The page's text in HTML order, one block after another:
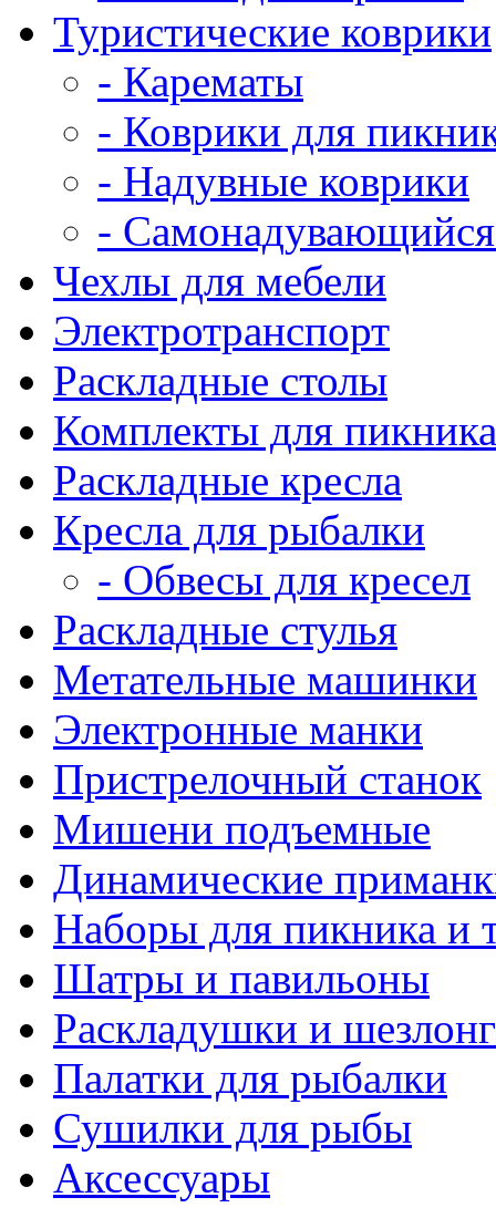
Туристические коврики
- Карематы
- Коврики для
- Надувные коврики
-
Чехлы для мебели
Электротранспорт
Раскладные столы
Комплекты для пикника
Раскладные кресла
Кресла для рыбалки
- Обвесы для кресел
Раскладные стулья
Метательные машинки
Электронные манки
Пристрелочный станок
Мишени подъемные
Динамические
Наборы для пикника и
Шатры и павильоны
Раскладушки и
Палатки для рыбалки
Сушилки для рыбы
Аксессуары